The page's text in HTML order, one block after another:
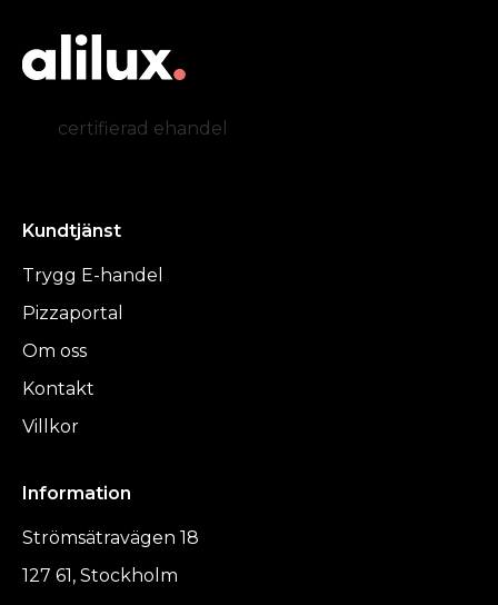
certifierad ehandel
Kundtjänst
Trygg E-handel
Pizzaportal
Om oss
Kontakt
Villkor
Information
Strömsätravägen 18
127 61, Stockholm